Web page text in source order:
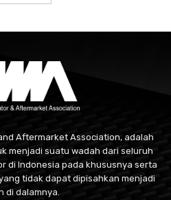
Aftermarket Association, adalah
menjadi suatu wadah dari seluruh
di Indonesia pada khususnya serta
tidak dapat dipisahkan menjadi
di dalamnya.